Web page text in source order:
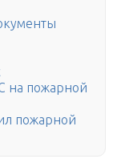
на пожарной
пожарной